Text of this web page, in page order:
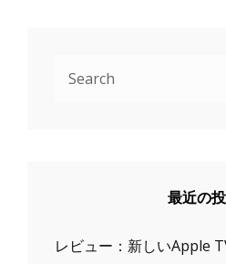
最近の
レビュー：新しいApple